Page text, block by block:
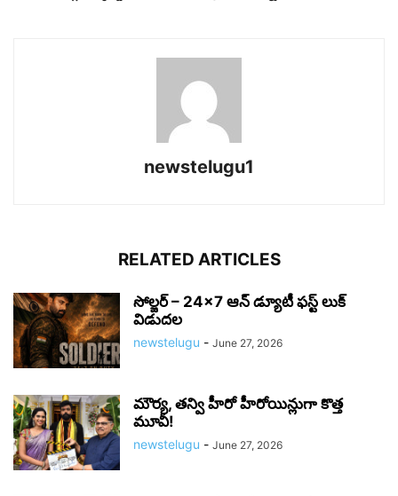
newstelugu1
RELATED ARTICLES
సోల్జర్ – 24×7 ఆన్ డ్యూటీ ఫస్ట్ లుక్
విడుదల
newstelugu - June 27, 2026
మౌర్య‌, త‌న్వి హీరో హీరోయిన్లుగా కొత్త
మూవీ!
newstelugu - June 27, 2026